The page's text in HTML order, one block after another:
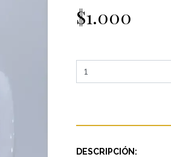
$1.000
DESCRIPCIÓN: